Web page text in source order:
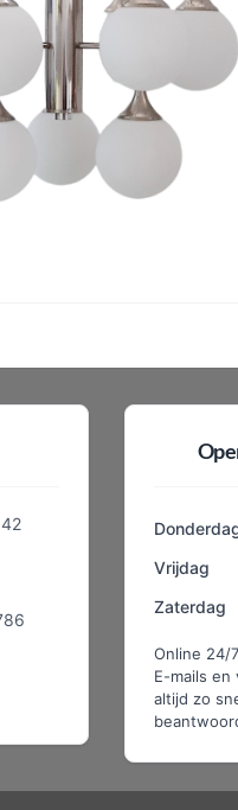
Vrijdag
Zaterdag
Online 24/
E-mails en
altijd zo